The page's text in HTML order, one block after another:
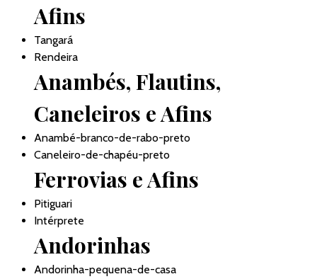
Afins
Tangará
Rendeira
Anambés, Flautins,
Caneleiros e Afins
Anambé-branco-de-rabo-preto
Caneleiro-de-chapéu-preto
Ferrovias e Afins
Pitiguari
Intérprete
Andorinhas
Andorinha-pequena-de-casa